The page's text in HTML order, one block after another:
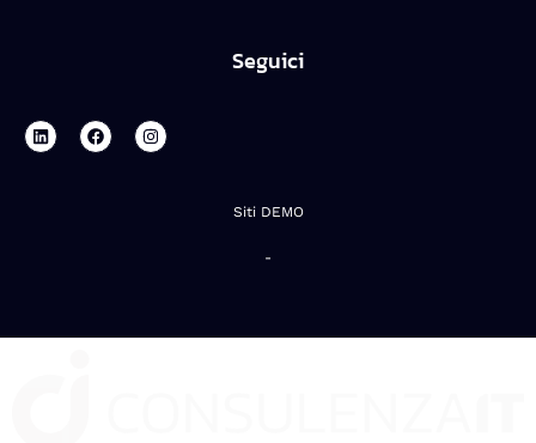
Seguici
Siti DEMO
-